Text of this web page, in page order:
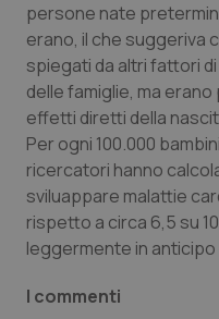
Psoriasi & pelle
Quotidiano
Quotidiano
Quotidiano
Quotidiano
persone nate
erano, il che suggeriva
spiegati da altri fattori
delle famiglie, ma
effetti diretti della
Per ogni 100.000
ricercatori hanno
sviluappare malattie
rispetto a circa 6,5 su
leggermente in anticipo
I commenti